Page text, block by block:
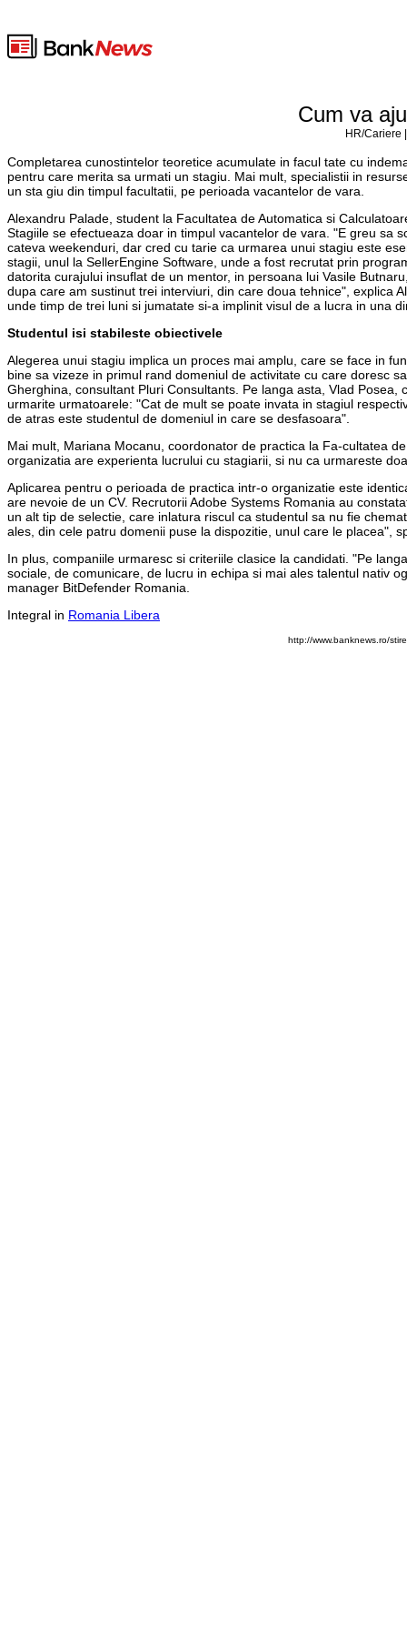
Cum va
HR/Cariere
Completarea cunostintelor teoretice acumulate in facul tate cu
pentru care merita sa urmati un stagiu. Mai mult, specialistii in
un sta giu din timpul facultatii, pe perioada vacantelor de vara.
Alexandru Palade, student la Facultatea de Automatica si
Stagiile se efectueaza doar in timpul vacantelor de vara. "E greu sa
cateva weekenduri, dar cred cu tarie ca urmarea unui stagiu este
stagii, unul la SellerEngine Software, unde a fost recrutat prin
datorita curajului insuflat de un mentor, in persoana lui Vasile
dupa care am sustinut trei interviuri, din care doua tehnice", explica
unde timp de trei luni si jumatate si-a implinit visul de a lucra in una
Studentul isi stabileste obiectivele
Alegerea unui stagiu implica un proces mai amplu, care se face in
bine sa vizeze in primul rand domeniul de activitate cu care doresc
Gherghina, consultant Pluri Consultants. Pe langa asta, Vlad
urmarite urmatoarele: "Cat de mult se poate invata in stagiul
de atras este studentul de domeniul in care se desfasoara".
Mai mult, Mariana Mocanu, coordonator de practica la Fa-cultatea
organizatia are experienta lucrului cu stagiarii, si nu ca urmareste
Aplicarea pentru o perioada de practica intr-o organizatie este
are nevoie de un CV. Recrutorii Adobe Systems Romania au
un alt tip de selectie, care inlatura riscul ca studentul sa nu fie
ales, din cele patru domenii puse la dispozitie, unul care le placea",
In plus, companiile urmaresc si criteriile clasice la candidati. "Pe
sociale, de comunicare, de lucru in echipa si mai ales talentul nativ
manager BitDefender Romania.
Integral in Romania Libera
http://www.banknews.ro/